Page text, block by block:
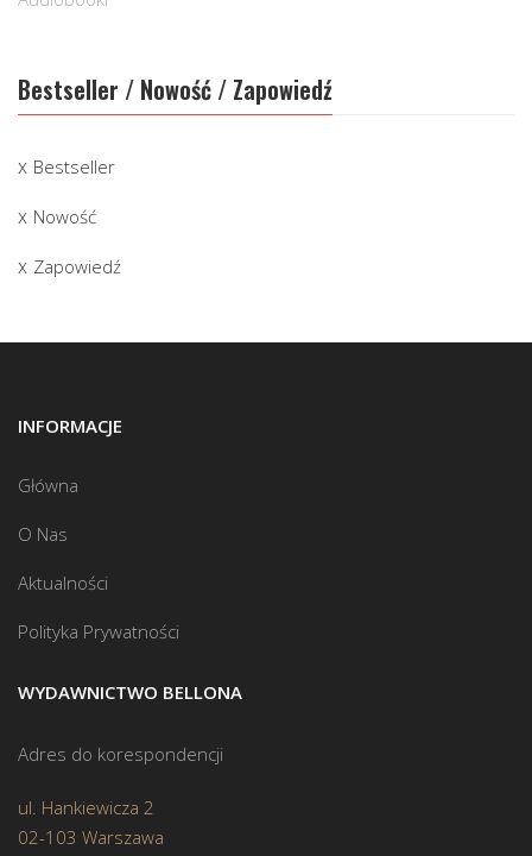
Bestseller / Nowość / Zapowiedź
Bestseller
Nowość
Zapowiedź
INFORMACJE
Główna
O Nas
Aktualności
Polityka Prywatności
WYDAWNICTWO BELLONA
Adres do korespondencji
ul. Hankiewicza 2
02-103 Warszawa